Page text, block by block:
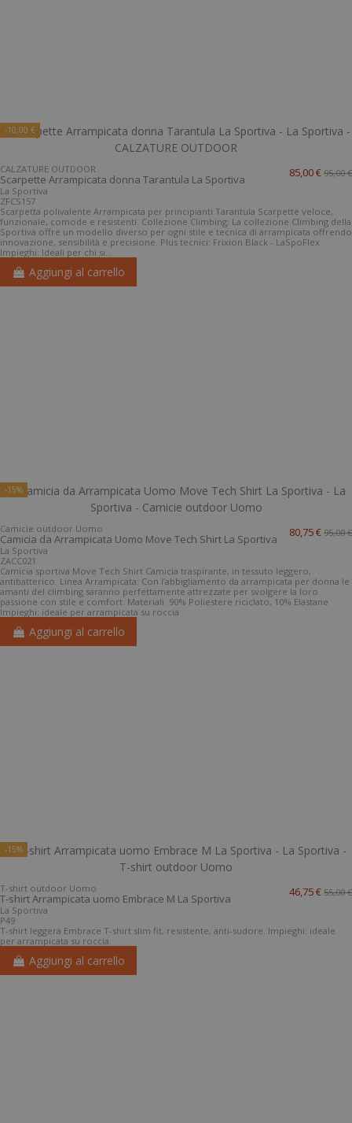
-10,00 €
CALZATURE OUTDOOR
Scarpette Arrampicata donna Tarantula La Sportiva
La Sportiva
ZFCS157
85,00 € 95,00 €
Scarpetta polivalente Arrampicata per principianti Tarantula Scarpette veloce,
funzionale, comode e resistenti. Collezione Climbing: La collezione Climbing della
Sportiva offre un modello diverso per ogni stile e tecnica di arrampicata offrendo
innovazione, sensibilità e precisione. Plus tecnici: Frixion Black - LaSpoFlex
Impieghi: Ideali per chi si...
Aggiungi al carrello
-15%
Camicie outdoor Uomo
Camicia da Arrampicata Uomo Move Tech Shirt La Sportiva
La Sportiva
ZACC021
80,75 € 95,00 €
Camicia sportiva Move Tech Shirt Camicia traspirante, in tessuto leggero,
antibatterico. Linea Arrampicata: Con l’abbigliamento da arrampicata per donna le
amanti del climbing saranno perfettamente attrezzate per svolgere la loro
passione con stile e comfort. Materiali: 90% Poliestere riciclato, 10% Elastane
Impieghi: ideale per arrampicata su roccia
Aggiungi al carrello
-15%
T-shirt outdoor Uomo
T-shirt Arrampicata uomo Embrace M La Sportiva
La Sportiva
P49
46,75 € 55,00 €
T-shirt leggera Embrace T-shirt slim fit, resistente, anti-sudore. Impieghi: ideale
per arrampicata su roccia.
Aggiungi al carrello